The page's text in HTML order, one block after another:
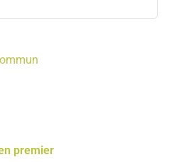
premier